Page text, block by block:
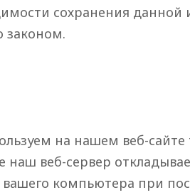
сохранения
законом.
на нашем веб-
наш веб-сервер
вашего компьютера при